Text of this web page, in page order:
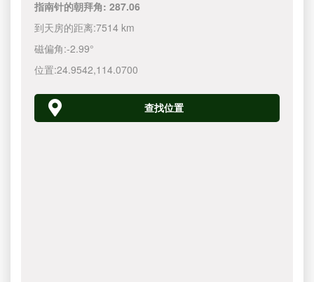
指南针的朝拜角:287.06
到天房的距离:7514 km
磁偏角:-2.99°
位置:24.9542,114.0700
查找位置